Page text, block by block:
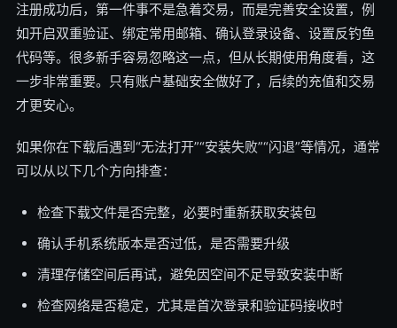
注册成功后，第一件事不是急着交易，而是完善安全设置，例
如开启双重验证、绑定常用邮箱、确认登录设备、设置反钓鱼
代码等。很多新手容易忽略这一点，但从长期使用角度看，这
一步非常重要。只有账户基础安全做好了，后续的充值和交易
才更安心。
如果你在下载后遇到“无法打开”“安装失败”“闪退”等情况，通常
可以从以下几个方向排查：
检查下载文件是否完整，必要时重新获取安装包
确认手机系统版本是否过低，是否需要升级
清理存储空间后再试，避免因空间不足导致安装中断
检查网络是否稳定，尤其是首次登录和验证码接收时